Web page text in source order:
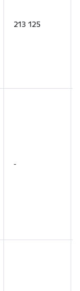
213 125
-